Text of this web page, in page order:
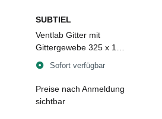
SUBTIEL
Ventlab Gitter mit
Gittergewebe 325 x 170
mm, weiß
Sofort verfügbar
Preise nach Anmeldung
sichtbar